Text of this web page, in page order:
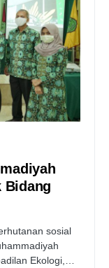
Bidang
sosial
Ekologi,…